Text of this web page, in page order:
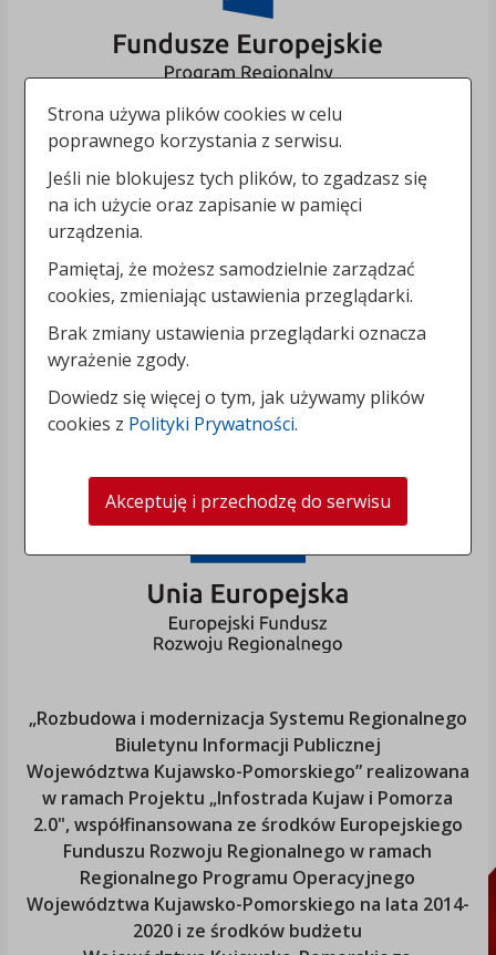
„Rozbudowa i modernizacja Systemu Regionalnego
Biuletynu Informacji Publicznej
Województwa Kujawsko-Pomorskiego” realizowana
w ramach Projektu „Infostrada Kujaw i Pomorza
2.0", współfinansowana ze środków Europejskiego
Funduszu Rozwoju Regionalnego w ramach
Regionalnego Programu Operacyjnego
Województwa Kujawsko-Pomorskiego na lata 2014-
2020 i ze środków budżetu
Strona używa plików cookies w celu
poprawnego korzystania z serwisu.
Jeśli nie blokujesz tych plików, to zgadzasz się
na ich użycie oraz zapisanie w pamięci
urządzenia.
Pamiętaj, że możesz samodzielnie zarządzać
cookies, zmieniając ustawienia przeglądarki.
Brak zmiany ustawienia przeglądarki oznacza
wyrażenie zgody.
Dowiedz się więcej o tym, jak używamy plików
cookies z Polityki Prywatności.
Akceptuję i przechodzę do serwisu